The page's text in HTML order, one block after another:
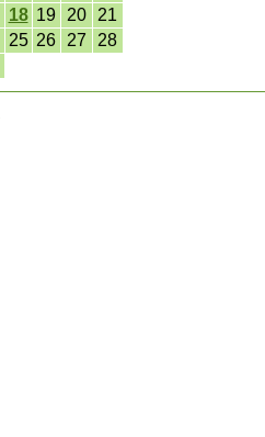
18 19 20
21
25 26 27
28